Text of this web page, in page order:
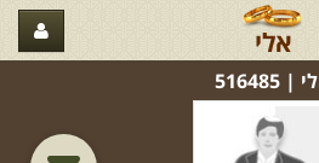
אלי
| 516485